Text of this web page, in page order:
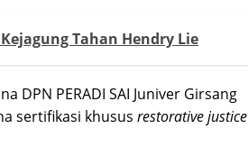
Tahan Hendry Lie
DPN PERADI SAI Juniver Girsang
sertifikasi khusus restorativejustice